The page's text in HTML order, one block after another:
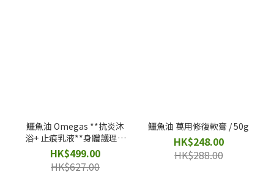
鱷魚油 Omegas **抗炎沐
浴+ 止痕乳液**身體護理孖
寶 Set
HK$499.00
HK$627.00
鱷魚油 萬用修復軟膏 / 50g
HK$248.00
HK$288.00